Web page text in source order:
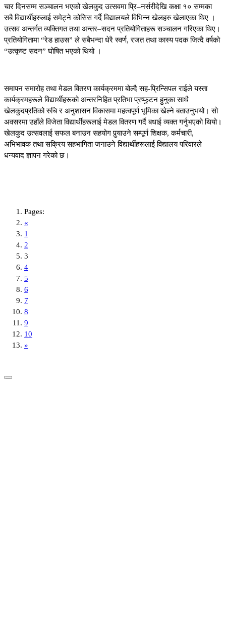
चार दिनसम्म सञ्चालन भएको खेलकुद उत्सवमा प्रि–नर्सरीदेखि कक्षा १० सम्मका
सबै विद्यार्थीहरुलाई समेट्ने कोसिस गर्दै विद्यालयले विभिन्न खेलहरु खेलाएका थिए ।
उत्सव अन्तर्गत व्यक्तिगत तथा अन्तर–सदन प्रतियोगिताहरू सञ्चालन गरिएका थिए।
प्रतियोगितामा “रेड हाउस” ले सबैभन्दा धेरै स्वर्ण, रजत तथा कास्य पदक जित्दै वर्षको
“उत्कृष्ट सदन” घोषित भएको थियो ।
समापन समारोह तथा मेडल वितरण कार्यक्रममा बोल्दै सह-प्रिन्सिपल राईले यस्ता
कार्यक्रमहरूले विद्यार्थीहरूको अन्तरनिहित प्रतिभा प्रष्फुटन हुनुका साथै
खेलकुदप्रतिको रुचि र अनुशासन विकासमा महत्वपूर्ण भूमिका खेल्ने बताउनुभयो। सो
अवसरमा उहाँले विजेता विद्यार्थीहरूलाई मेडल वितरण गर्दै बधाई व्यक्त गर्नुभएको थियो।
खेलकुद उत्सवलाई सफल बनाउन सहयोग पुर्याउने सम्पूर्ण शिक्षक, कर्मचारी,
अभिभावक तथा सक्रिय सहभागिता जनाउने विद्यार्थीहरूलाई विद्यालय परिवारले
धन्यवाद ज्ञापन गरेको छ।
Pages:
«
1
2
3
4
5
6
7
8
9
10
»